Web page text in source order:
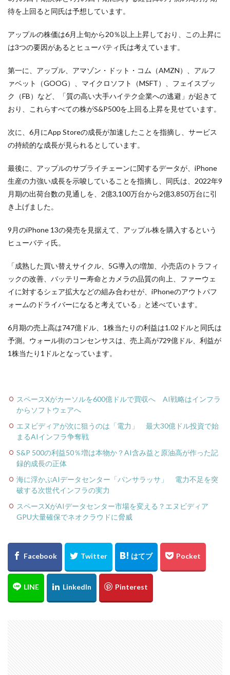
待を上回ると同氏は予想しています。
アップルの株価は6月上旬から20％以上上昇しており、この上昇に
は3つの要因があるとヒューバティ氏は考えています。
第一に、アップル、アマゾン・ドット・コム（AMZN）、アルフ
ァベット（GOOG）、マイクロソフト（MSFT）、フェイスブッ
ク（FB）など、「質の高い大手ハイテク企業への逃避」が起きて
おり、これらすべての株がS&P500を上回る上昇を見せています。
次に、6月にApp Storeの成長が加速したことを指摘し、サービス
の持続的な成長が見られるとしています。
最後に、アップルのサプライチェーンに関するデータが、iPhone
生産の力強い成長を示唆していることを指摘し、同氏は、2022年9
月期の出荷台数の見通しを、2億3,100万台から2億3,850万台に引
き上げました。
9月のiPhone 13の発売を見据えて、アップル株を購入するという
ヒューバティ氏。
「成熟した買い替えサイクル、5G導入の増加、小売店のトラフィ
ックの改善、バッテリー寿命とカメラの品質の向上、ファーウェ
イに対するシェア拡大などの組み合わせが、iPhoneのアウトパフ
ォームのドライバーになると考えている」と述べています。
6月期の売上高は747億ドル、1株当たりの利益は1.02ドルと同氏は
予測。ウォール街のコンセンサスは、売上高が729億ドル、利益が
1株当たり1ドルとなっています。
スペースXがカーソルを600億ドルで買収へ AI戦略はインフラ
からソフトウェアへ
エヌビディアが次に狙うのは「電力」 最大30億ドル投資で始
まるAIインフラ争奪戦
S&P 500の利益50％増は本物か？AI含み益と原油高が作った記
録的成長の正体
海に浮かぶAIデータセンター「パンサラッサ」 電力不足を突
破する次世代インフラの実力
スペースXがAIデータセンター市場を変える？エヌビディア
GPU大量確保でネオクラウドに脅威